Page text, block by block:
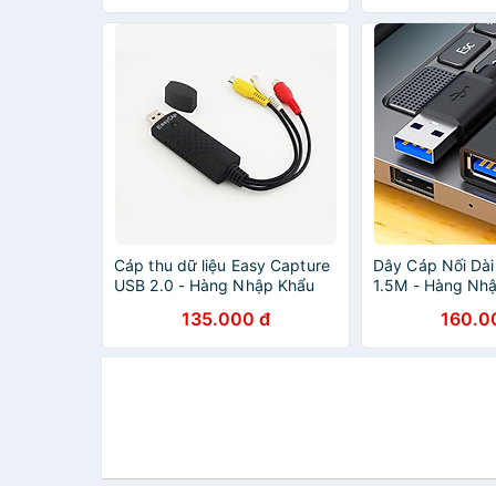
Cáp thu dữ liệu Easy Capture
USB 2.0 - Hàng Nhập Khẩu
135.000 đ
Dây Cáp Nối
1.5M - Hàng